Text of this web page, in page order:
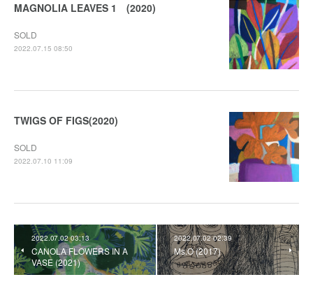
MAGNOLIA LEAVES 1 (2020)
SOLD
2022.07.15 08:50
TWIGS OF FIGS(2020)
SOLD
2022.07.10 11:09
2022.07.02 03:13
CANOLA FLOWERS IN A
VASE (2021)
2022.07.02 02:39
Ms.O (2017)